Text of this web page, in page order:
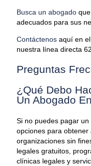
Busca un abogado
adecuados para sus
Contáctenos aquí en
nuestra línea directa
Preguntas
¿Qué Debo
Un Abogado
Si no puedes pagar
opciones para
organizaciones sin
legales gratuitos,
clínicas legales y